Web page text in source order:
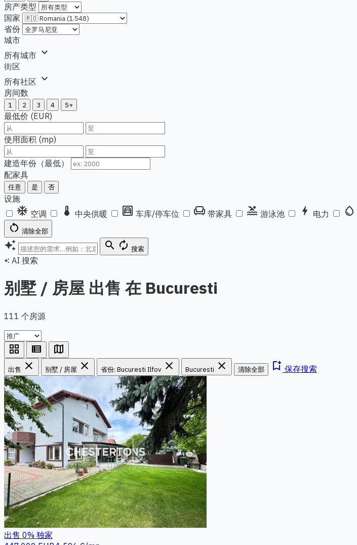
房产类型
国家
省份
城市
所有城市 expand_more
街区
所有社区 expand_more
房间数
1 2 3 4 5+
最低价 (EUR)
使用面积 (mp)
建造年份（最低）
配家具
任意 是 否
设施
ac_unit 空调 thermostat 中央供暖 garage 车库/停车位 chair 带家具 pool 游泳池 bolt 电力 water_drop
restart_alt 清除全部
auto_awesome search autorenew 搜索
auto_awesome AI 搜索
别墅 / 房屋 出售 在 Bucuresti
111 个房源
grid_view view_list map
出售 close 别墅 / 房屋 close 省份: Bucuresti Ilfov close Bucuresti close 清除全部 bookmark_add 保存搜索
出售 0% 独家